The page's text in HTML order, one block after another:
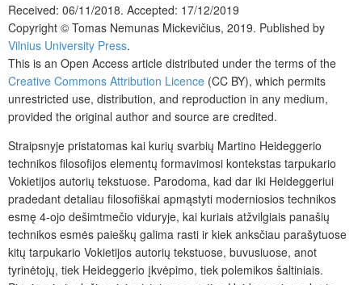
Received: 06/11/2018. Accepted: 17/12/2019
Copyright © Tomas Nemunas Mickevičius, 2019. Published by
Vilnius University Press.
This is an Open Access article distributed under the terms of the
Creative Commons Attribution Licence (CC BY), which permits
unrestricted use, distribution, and reproduction in any medium,
provided the original author and source are credited.
Straipsnyje pristatomas kai kurių svarbių Martino Heideggerio
technikos filosofijos elementų formavimosi kontekstas tarpukario
Vokietijos autorių tekstuose. Parodoma, kad dar iki Heideggeriui
pradedant detaliau filosofiškai apmąstyti moderniosios technikos
esmę 4-ojo dešimtmečio viduryje, kai kuriais atžvilgiais panašių
technikos esmės paieškų galima rasti ir kiek anksčiau parašytuose
kitų tarpukario Vokietijos autorių tekstuose, buvusiuose, anot
tyrinėtojų, tiek Heideggerio įkvėpimo, tiek polemikos šaltiniais.